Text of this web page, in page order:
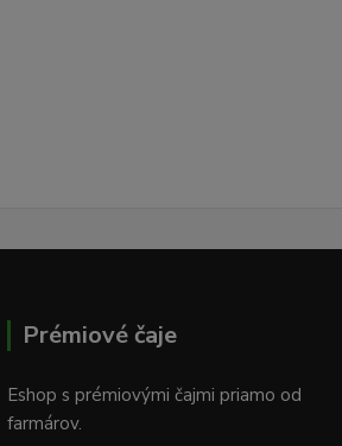
Prémiové čaje
Eshop s prémiovými čajmi priamo od
farmárov.